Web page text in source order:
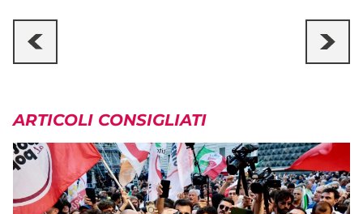
ARTICOLI CONSIGLIATI